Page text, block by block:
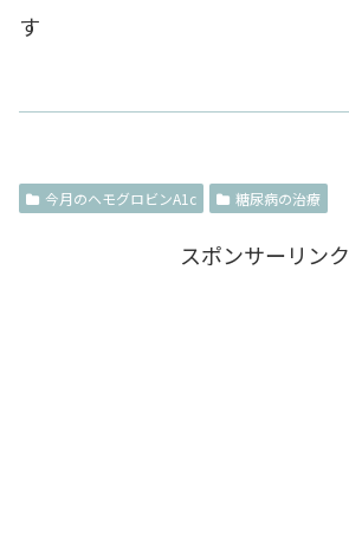
す
今月のヘモグロビンA1c 糖尿病の治療
スポンサーリンク